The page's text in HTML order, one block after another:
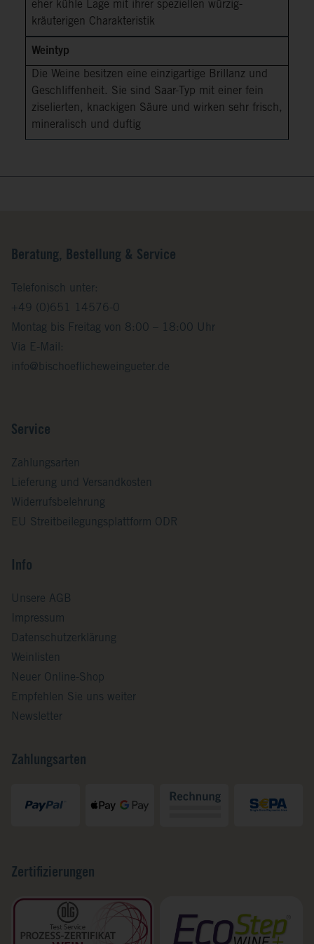
eher kühle Lage mit ihrer speziellen würzig-
kräuterigen Charakteristik
Weintyp
Die Weine besitzen eine einzigartige Brillanz und
Geschliffenheit. Sie sind Saar-Typ mit einer fein
ziselierten, knackigen Säure und wirken sehr frisch,
mineralisch und duftig
Beratung, Bestellung & Service
Telefonisch unter:
+49 (0)651 14576-0
Montag bis Freitag von 8:00 – 18:00 Uhr
Via E-Mail:
info@bischoeflicheweingueter.de
Service
Zahlungsarten
Lieferung und Versandkosten
Widerrufsbelehrung
EU Streitbeilegungsplattform ODR
Info
Unsere AGB
Impressum
Datenschutzerklärung
Weinlisten
Neuer Online-Shop
Empfehlen Sie uns weiter
Newsletter
Zahlungsarten
Zertifizierungen